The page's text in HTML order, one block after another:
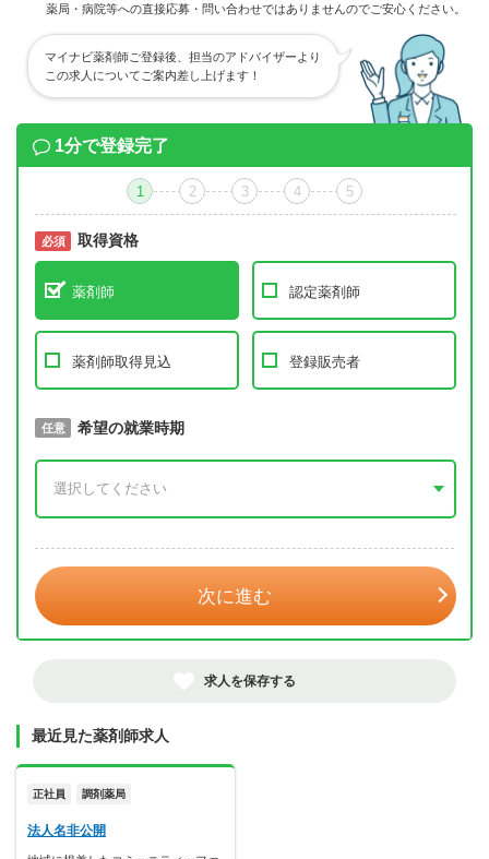
薬局・病院等への直接応募・問い合わせではありませんのでご安心ください。
マイナビ薬剤師ご登録後、担当のアドバイザーより
この求人についてご案内差し上げます！
1分で登録完了
1 2 3 4 5
必須 取得資格
薬剤師 認定薬剤師
薬剤師取得見込 登録販売者
必須 取得予定年
任意 希望の就業時期
次に進む
求人を保存する
最近見た薬剤師求人
正社員 調剤薬局
法人名非公開